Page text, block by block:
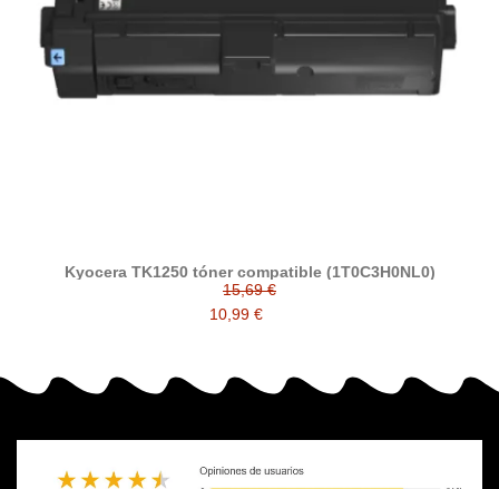
Kyocera TK1250 tóner compatible (1T0C3H0NL0)
15,69 €
10,99 €